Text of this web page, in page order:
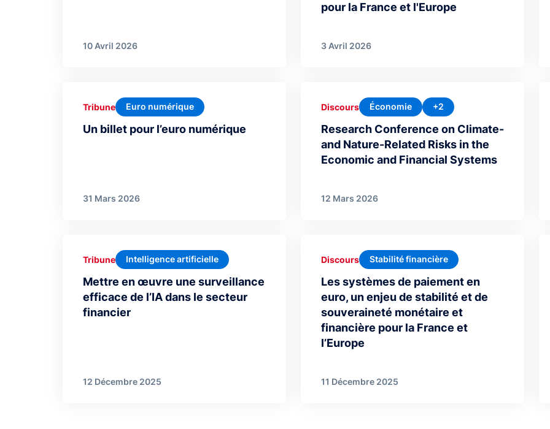
10 Avril 2026
pour la France et l'Europe
3 Avril 2026
Un billet pour l’euro numérique
Tribune Euro numérique
31 Mars 2026
Research Conference on Climate-
and Nature-Related Risks in the
Economic and Financial Systems
Discours Économie +2
12 Mars 2026
Mettre en œuvre une surveillance
efficace de l’IA dans le secteur
financier
Tribune Intelligence artificielle
12 Décembre 2025
Les systèmes de paiement en
euro, un enjeu de stabilité et de
souveraineté monétaire et
financière pour la France et
l’Europe
Discours Stabilité financière
11 Décembre 2025